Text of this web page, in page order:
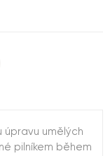
úpravu umělých
pilníkem během